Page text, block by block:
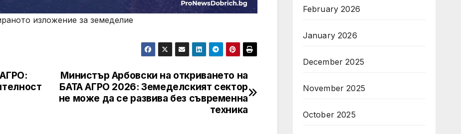
изложение за земеделие
Министър Арбовски на откриването на
БАТА АГРО 2026: Земеделският сектор
не може да се развива без съвременна
техника
February 2026
January 2026
December 2025
November 2025
October 2025